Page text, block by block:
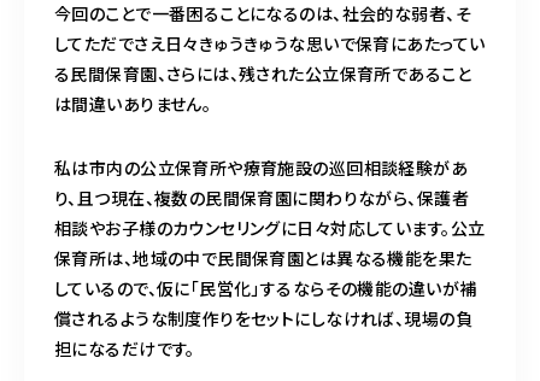
今回のことで一番困ることになるのは、社会的な弱者、そ
してただでさえ日々きゅうきゅうな思いで保育にあたってい
る民間保育園、さらには、残された公立保育所であること
は間違いありません。
私は市内の公立保育所や療育施設の巡回相談経験があ
り、且つ現在、複数の民間保育園に関わりながら、保護者
相談やお子様のカウンセリングに日々対応しています。公立
保育所は、地域の中で民間保育園とは異なる機能を果た
しているので、仮に「民営化」するならその機能の違いが補
償されるような制度作りをセットにしなければ、現場の負
担になるだけです。
ご予約はこちら